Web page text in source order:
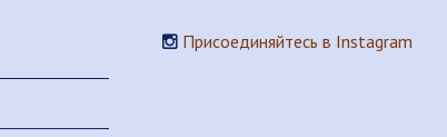
Присоединяйтесь в Instagram